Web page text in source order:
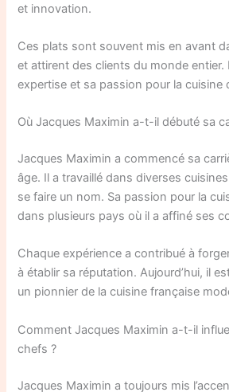
et innovation.
Ces plats sont souvent mis en avant
et attirent des clients du monde entier.
expertise et sa passion pour la cuisine
Où Jacques Maximin a-t-il débuté sa
Jacques Maximin a commencé sa
âge. Il a travaillé dans diverses
se faire un nom. Sa passion pour la
dans plusieurs pays où il a affiné ses
Chaque expérience a contribué à
à établir sa réputation. Aujourd’hui, il
un pionnier de la cuisine française
Comment Jacques Maximin a-t-il
chefs ?
Jacques Maximin a toujours mis